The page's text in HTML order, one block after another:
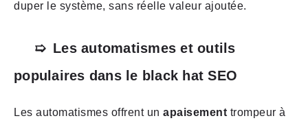
duper le système, sans réelle valeur ajoutée.
Les automatismes et outils
populaires dans le black hat SEO
Les automatismes offrent un apaisement trompeur à